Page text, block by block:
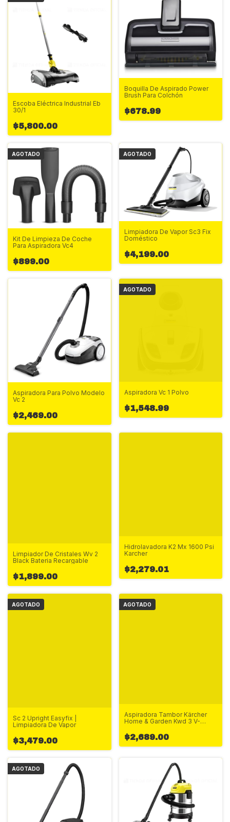
Escoba Eléctrica Industrial Eb
30/1
$5,800.00
Boquilla De Aspirado Power
Brush Para Colchón
$678.99
AGOTADO
Kit De Limpieza De Coche
Para Aspiradora Vc4
$899.00
AGOTADO
Limpiadora De Vapor Sc3 Fix
Doméstico
$4,199.00
Aspiradora Para Polvo Modelo
Vc 2
$2,469.00
AGOTADO
Aspiradora Vc 1 Polvo
$1,548.99
Limpiador De Cristales Wv 2
Black Bateria Recargable
$1,899.00
Hidrolavadora K2 Mx 1600 Psi
Karcher
$2,279.01
AGOTADO
Sc 2 Upright Easyfix |
Limpiadora De Vapor
$3,479.00
AGOTADO
Aspiradora Tambor Kärcher
Home & Garden Kwd 3 V-
50hz/60hz
$2,689.00
AGOTADO